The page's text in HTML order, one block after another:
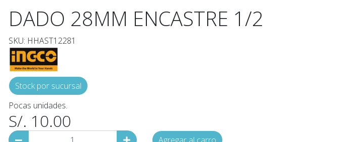
DADO 28MM ENCASTRE 1/2
SKU: HHAST12281
Stock por sucursal
Pocas unidades.
S/. 10.00